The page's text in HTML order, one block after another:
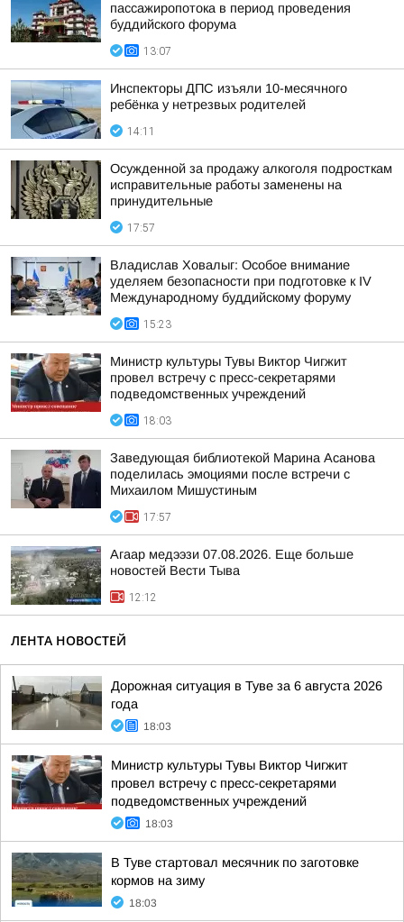
пассажиропотока в период проведения
буддийского форума
13:07
Инспекторы ДПС изъяли 10-месячного
ребёнка у нетрезвых родителей
14:11
Осужденной за продажу алкоголя подросткам
исправительные работы заменены на
принудительные
17:57
Владислав Ховалыг: Особое внимание
уделяем безопасности при подготовке к IV
Международному буддийскому форуму
15:23
Министр культуры Тувы Виктор Чигжит
провел встречу с пресс-секретарями
подведомственных учреждений
18:03
Заведующая библиотекой Марина Асанова
поделилась эмоциями после встречи с
Михаилом Мишустиным
17:57
Агаар медээзи 07.08.2026. Еще больше
новостей Вести Тыва
12:12
ЛЕНТА НОВОСТЕЙ
Дорожная ситуация в Туве за 6 августа 2026
года
18:03
Министр культуры Тувы Виктор Чигжит
провел встречу с пресс-секретарями
подведомственных учреждений
18:03
В Туве стартовал месячник по заготовке
кормов на зиму
18:03